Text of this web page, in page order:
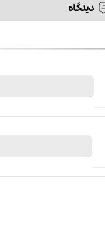
دیدگاه